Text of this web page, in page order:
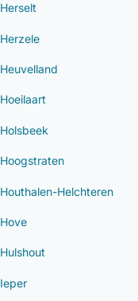
Herselt
Herzele
Heuvelland
Hoeilaart
Holsbeek
Hoogstraten
Houthalen-Helchteren
Hove
Hulshout
Ieper